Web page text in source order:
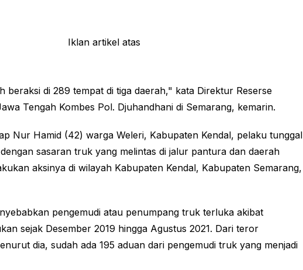
beraksi di 289 tempat di tiga daerah," kata Direktur Reserse
Tengah Kombes Pol. Djuhandhani di Semarang, kemarin.
Nur Hamid (42) warga Weleri, Kabupaten Kendal, pelaku tunggal
sasaran truk yang melintas di jalur pantura dan daerah
aksinya di wilayah Kabupaten Kendal, Kabupaten Semarang,
pengemudi atau penumpang truk terluka akibat
sejak Desember 2019 hingga Agustus 2021. Dari teror
dia, sudah ada 195 aduan dari pengemudi truk yang menjadi